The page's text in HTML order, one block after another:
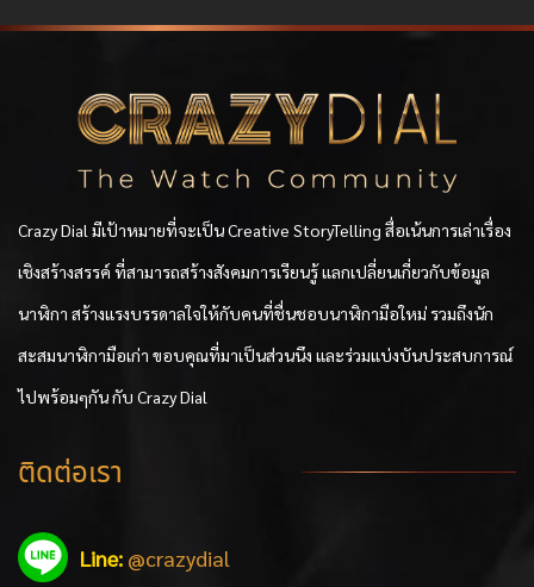
Crazy Dial มีเป้าหมายที่จะเป็น Creative StoryTelling สื่อเน้นการเล่าเรื่อง
เชิงสร้างสรรค์ ที่สามารถสร้างสังคมการเรียนรู้ แลกเปลี่ยนเกี่ยวกับข้อมูล
นาฬิกา สร้างแรงบรรดาลใจให้กับคนที่ชื่นชอบนาฬิกามือใหม่ รวมถึงนัก
สะสมนาฬิกามือเก่า ขอบคุณที่มาเป็นส่วนนึง และร่วมแบ่งบันประสบการณ์
ไปพร้อมๆกัน กับ Crazy Dial
ติดต่อเรา
Line: @crazydial